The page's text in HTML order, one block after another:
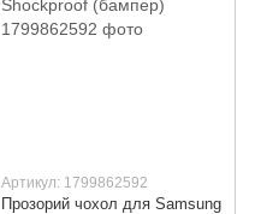
Артикул: 1799862592
Прозорий чохол для Samsung